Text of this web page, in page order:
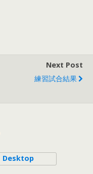
Next Post
練習試合結果
Desktop